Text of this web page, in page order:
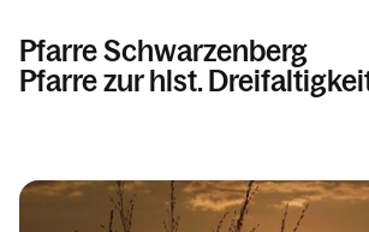
Pfarre Schwarzenberg
Pfarre zur hlst.